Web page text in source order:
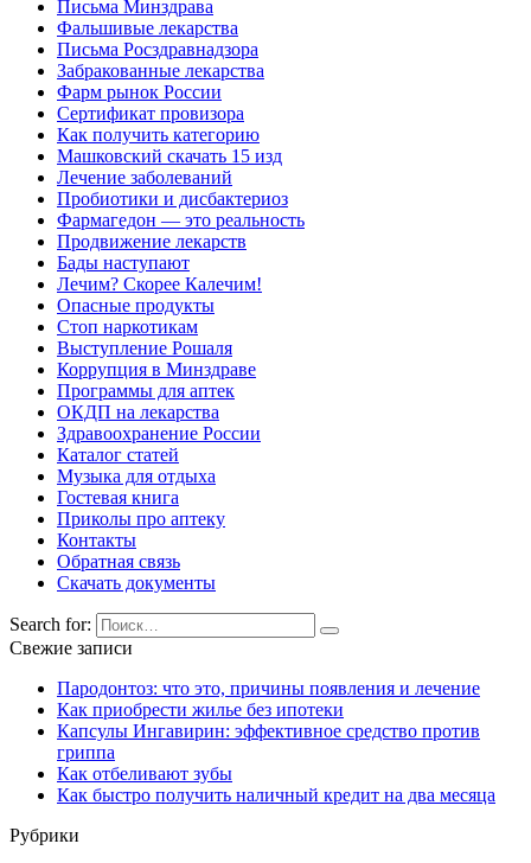
Письма Минздрава
Фальшивые лекарства
Письма Росздравнадзора
Забракованные лекарства
Фарм рынок России
Сертификат провизора
Как получить категорию
Машковский скачать 15 изд
Лечение заболеваний
Пробиотики и дисбактериоз
Фармагедон — это реальность
Продвижение лекарств
Бады наступают
Лечим? Скорее Калечим!
Опасные продукты
Стоп наркотикам
Выступление Рошаля
Коррупция в Минздраве
Программы для аптек
ОКДП на лекарства
Здравоохранение России
Каталог статей
Музыка для отдыха
Гостевая книга
Приколы про аптеку
Контакты
Обратная связь
Скачать документы
Search for:
Свежие записи
Пародонтоз: что это, причины появления и лечение
Как приобрести жилье без ипотеки
Капсулы Ингавирин: эффективное средство против
гриппа
Как отбеливают зубы
Как быстро получить наличный кредит на два месяца
Рубрики